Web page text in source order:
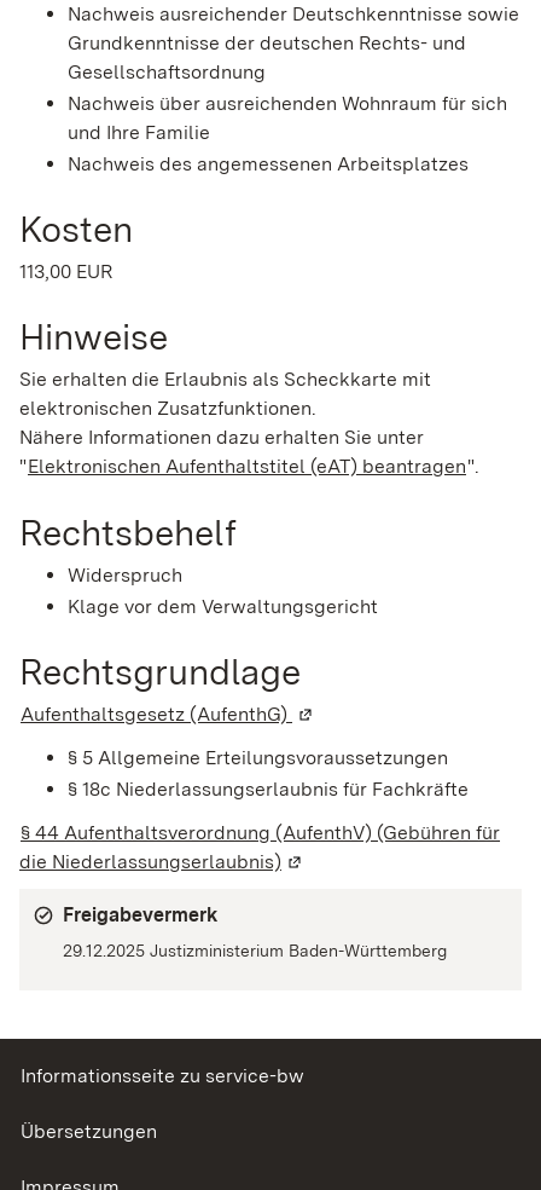
Nachweis ausreichender Deutschkenntnisse sowie
Grundkenntnisse der deutschen Rechts- und
Gesellschaftsordnung
Nachweis über ausreichenden Wohnraum für sich
und Ihre Familie
Nachweis des angemessenen Arbeitsplatzes
Kosten
113,00 EUR
Hinweise
Sie erhalten die Erlaubnis als Scheckkarte mit
elektronischen Zusatzfunktionen.
Nähere Informationen dazu erhalten Sie unter
"Elektronischen Aufenthaltstitel (eAT) beantragen".
Rechtsbehelf
Widerspruch
Klage vor dem Verwaltungsgericht
Rechtsgrundlage
Aufenthaltsgesetz (AufenthG) (Wird in einem neuen
§ 5 Allgemeine Erteilungsvoraussetzungen
§ 18c Niederlassungserlaubnis für Fachkräfte
§ 44 Aufenthaltsverordnung (AufenthV) (Gebühren für
die Niederlassungserlaubnis) (Wird in einem neuen
Freigabevermerk
29.12.2025 Justizministerium Baden-Württemberg
Informationsseite zu service-bw
Übersetzungen